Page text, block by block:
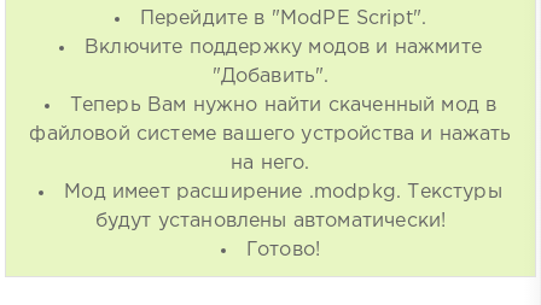
Перейдите в "ModPE Script".
Включите поддержку модов и нажмите
"Добавить".
Теперь Вам нужно найти скаченный мод в
файловой системе вашего устройства и нажать
на него.
Мод имеет расширение .modpkg. Текстуры
будут установлены автоматически!
Готово!